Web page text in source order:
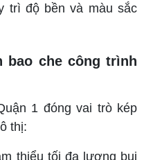
trì độ bền và màu sắc
bao che công trình
1 đóng vai trò kép
thị:
thiểu tối đa lượng bụi